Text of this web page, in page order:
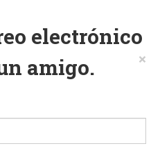
electrónico
amigo.
×